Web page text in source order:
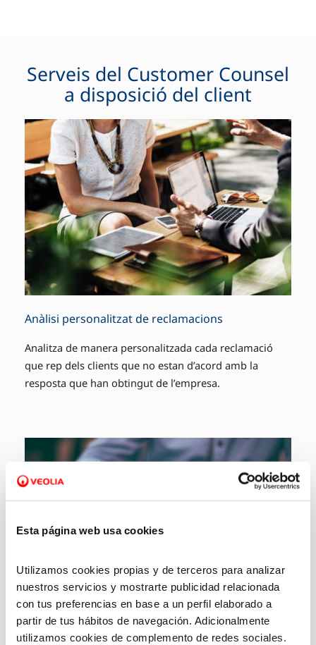
Esta página web usa cookies
Utilizamos cookies propias y de terceros para analizar
nuestros servicios y mostrarte publicidad relacionada
con tus preferencias en base a un perfil elaborado a
partir de tus hábitos de navegación. Adicionalmente
utilizamos cookies de complemento de redes sociales.
Serveis del Customer Counsel
a disposició del client
Anàlisi personalitzat de reclamacions
Analitza de manera personalitzada cada reclamació
que rep dels clients que no estan d’acord amb la
resposta que han obtingut de l’empresa.
Defensa dels drets del client davant l’empresa